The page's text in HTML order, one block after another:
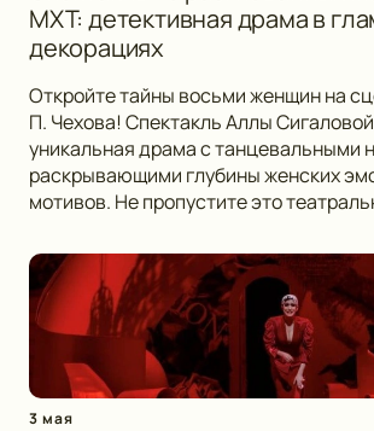
МХТ: детективная драма в
декорациях
Откройте тайны восьми женщин на
П. Чехова! Спектакль Аллы
уникальная драма с танцевальными
раскрывающими глубины женских
мотивов. Не пропустите это
3 мая